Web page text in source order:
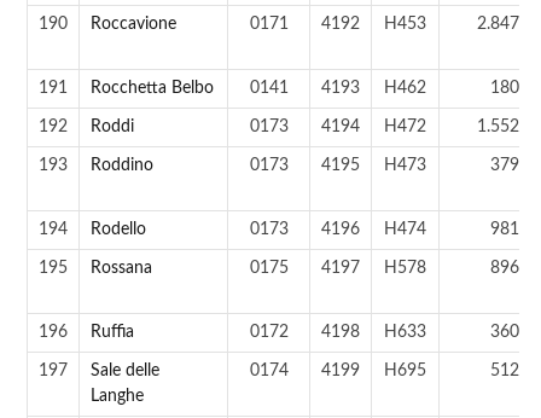
190 Roccavione 0171 4192 H453 2.847 ab
191 Rocchetta Belbo 0141 4193 H462 180 ab
192 Roddi 0173 4194 H472 1.552 ab
193 Roddino 0173 4195 H473 379 ab
194 Rodello 0173 4196 H474 981 ab
195 Rossana 0175 4197 H578 896 ab
196 Ruffia 0172 4198 H633 360 ab
197
Sale delle
Langhe
0174 4199 H695 512 ab